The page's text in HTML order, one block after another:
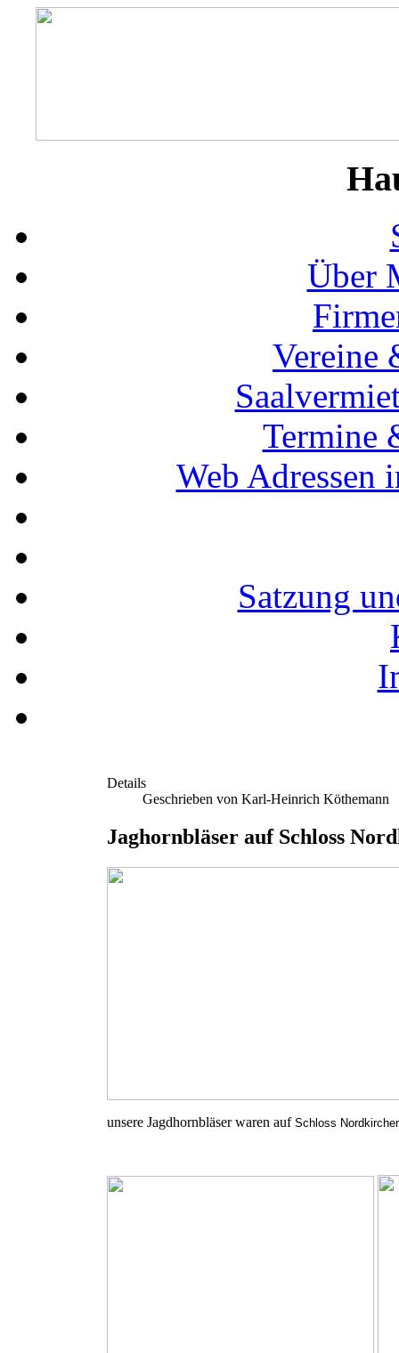
Über
Vereine
Termine
Web Adressen
Satzung
Details
Geschrieben von Karl-Heinrich Köthemann
Jaghornbläser auf Schloss
unsere Jagdhornbläser waren auf Schloss